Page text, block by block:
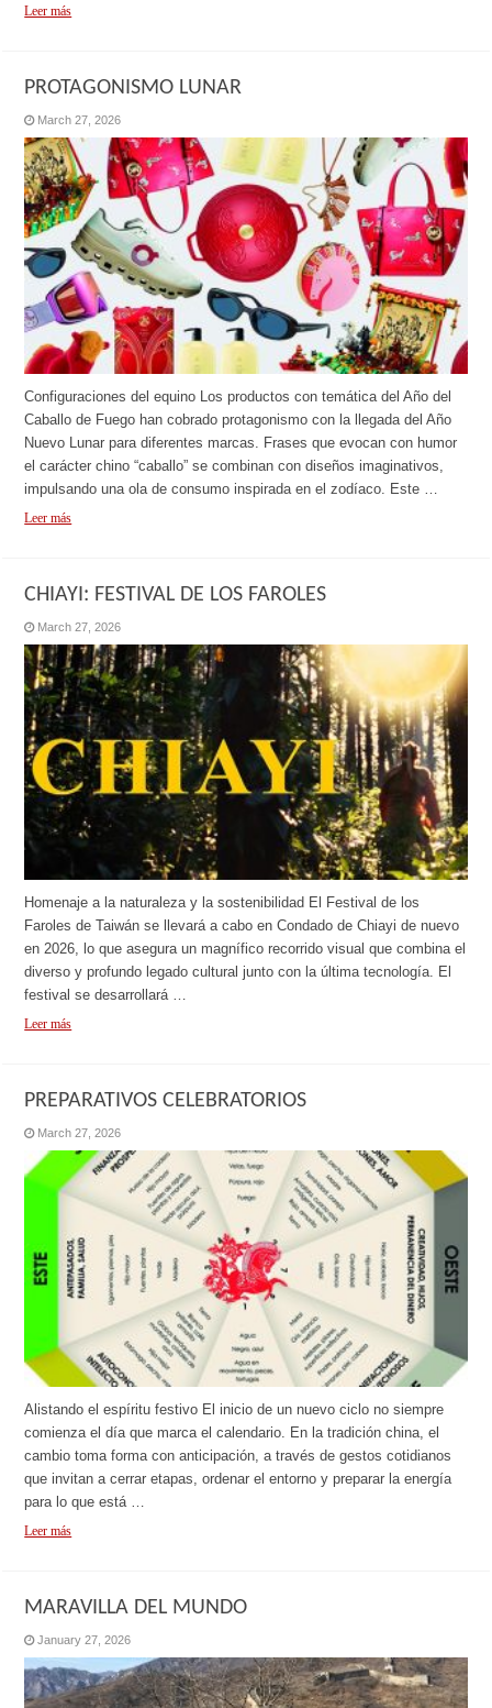
Leer más
PROTAGONISMO LUNAR
March 27, 2026
Configuraciones del equino Los productos con temática del Año del
Caballo de Fuego han cobrado protagonismo con la llegada del Año
Nuevo Lunar para diferentes marcas. Frases que evocan con humor
el carácter chino “caballo” se combinan con diseños imaginativos,
impulsando una ola de consumo inspirada en el zodíaco. Este …
Leer más
CHIAYI: FESTIVAL DE LOS FAROLES
March 27, 2026
Homenaje a la naturaleza y la sostenibilidad El Festival de los
Faroles de Taiwán se llevará a cabo en Condado de Chiayi de nuevo
en 2026, lo que asegura un magnífico recorrido visual que combina el
diverso y profundo legado cultural junto con la última tecnología. El
festival se desarrollará …
Leer más
PREPARATIVOS CELEBRATORIOS
March 27, 2026
Alistando el espíritu festivo El inicio de un nuevo ciclo no siempre
comienza el día que marca el calendario. En la tradición china, el
cambio toma forma con anticipación, a través de gestos cotidianos
que invitan a cerrar etapas, ordenar el entorno y preparar la energía
para lo que está …
Leer más
MARAVILLA DEL MUNDO
January 27, 2026